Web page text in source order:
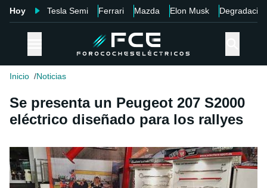
Hoy Tesla Semi Ferrari Mazda Elon Musk Degradación
Inicio Noticias
Se presenta un Peugeot 207 S2000
eléctrico diseñado para los rallyes